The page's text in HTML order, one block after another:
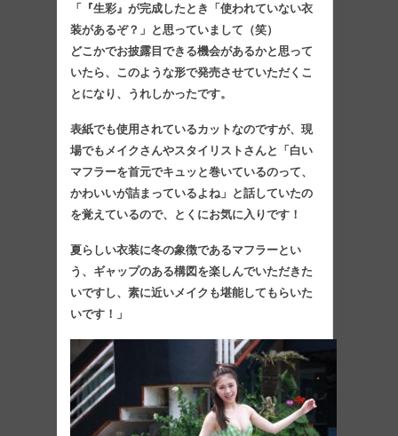
「『生彩』が完成したとき「使われていない衣
装があるぞ？」と思っていまして（笑）
どこかでお披露目できる機会があるかと思って
いたら、このような形で発売させていただくこ
とになり、うれしかったです。
表紙でも使用されているカットなのですが、現
場でもメイクさんやスタイリストさんと「白い
マフラーを首元でキュッと巻いているのって、
かわいいが詰まっているよね」と話していたの
を覚えているので、とくにお気に入りです！
夏らしい衣装に冬の象徴であるマフラーとい
う、ギャップのある構図を楽しんでいただきた
いですし、素に近いメイクも堪能してもらいた
いです！」